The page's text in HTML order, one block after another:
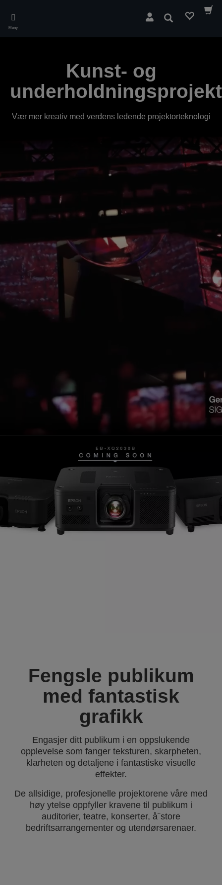
main
Meny
Søk
Kunst- og
Vær mer kreativ med verdens ledende projektorteknologi
Fengsle publikum
med fantastisk
grafikk
Engasjer ditt publikum i en oppslukende
opplevelse som fanger teksturen, skarpheten,
klarheten og detaljene i fantastiske visuelle
effekter.
De allsidige, profesjonelle projektorene våre med
høy ytelse oppfyller kravene til publikum i
auditorier, teatre, konserter, å¨store
bedriftsarrangementer og utendørsarenaer.